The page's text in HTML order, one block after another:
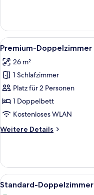
Doppelzimmer
Alle
Fotos
für
Premium-
Doppelzimmer
anzeigen
12
Premium-Doppelzimmer
26 m²
1 Schlafzimmer
Platz für 2 Personen
1 Doppelbett
Kostenloses WLAN
Weitere Details
Weitere
Doppelzimmer
Alle
Fotos
8
Standard-Doppelzimmer